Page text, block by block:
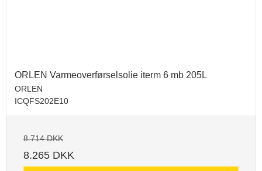
ORLEN Varmeoverførselsolie iterm 6 mb 205L
ORLEN
ICQFS202E10
8.714 DKK
8.265 DKK